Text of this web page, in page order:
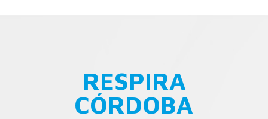
RESPIRA
CÓRDOBA